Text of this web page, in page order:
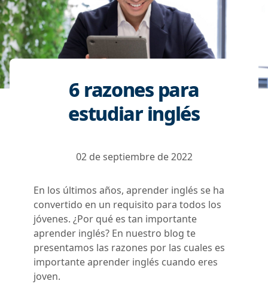
6 razones para
estudiar inglés
02 de septiembre de 2022
En los últimos años, aprender inglés se ha
convertido en un requisito para todos los
jóvenes. ¿Por qué es tan importante
aprender inglés? En nuestro blog te
presentamos las razones por las cuales es
importante aprender inglés cuando eres
joven.